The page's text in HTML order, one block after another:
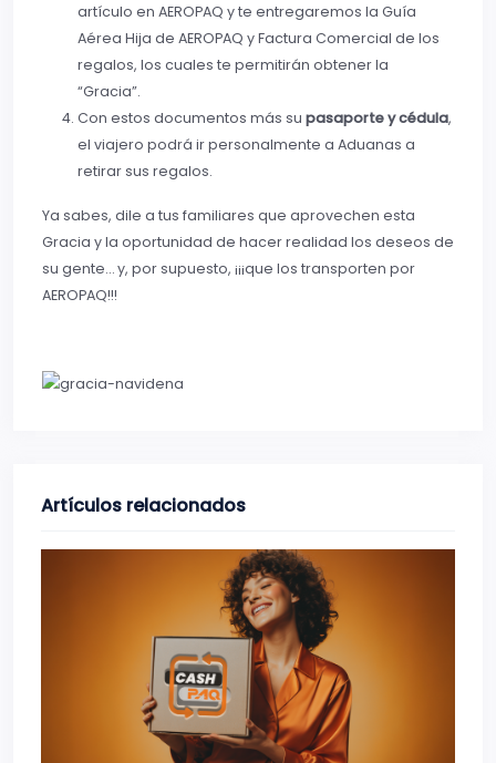
artículo en AEROPAQ y te entregaremos la Guía
Aérea Hija de AEROPAQ y Factura Comercial de los
regalos, los cuales te permitirán obtener la
“Gracia”.
Con estos documentos más su pasaporte y cédula,
el viajero podrá ir personalmente a Aduanas a
retirar sus regalos.
Ya sabes, dile a tus familiares que aprovechen esta
Gracia y la oportunidad de hacer realidad los deseos de
su gente… y, por supuesto, ¡¡¡que los transporten por
AEROPAQ!!!
Artículos relacionados